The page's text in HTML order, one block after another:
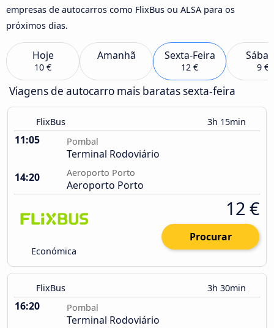
empresas de autocarros como FlixBus ou ALSA para os
próximos dias.
Hoje
10 €
Amanhã Sexta-Feira
12 € 9 €
Viagens de autocarro mais baratas sexta-feira
FlixBus 3h 15min
11:05 Pombal
Terminal Rodoviário
14:20
Aeroporto Porto
Aeroporto Porto
Económica
12 €
Procurar
FlixBus 3h 30min
16:20 Pombal
Terminal Rodoviário